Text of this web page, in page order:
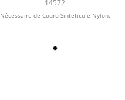
Sintético e Nylon
14572
Nécessaire de Couro Sintético e Nylon.